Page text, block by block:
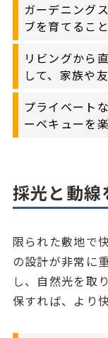
ガーデニング
ブを育てるこ
リビングから
して、家族や
プライベート
ーベキューを
採光と動線
限られた敷地で
の設計が非常に
し、自然光を取
保すれば、より